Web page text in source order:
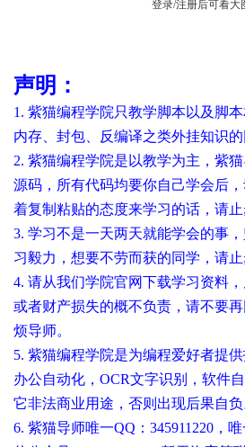
登录/注册后可看大
声明：
1. 紫猫编程学院只教学脚本以及脚
内存、封包、反编译之类外挂知识的
2. 紫猫编程学院是以教学为主，紫
源码，所有代码均要你自己学会后
着复制粘贴的态度来学习的话，请止
3. 学习不是一天两天就能学会的事
习毅力，想要不劳而获的同学，请止
4. 请从我们学院官网下载学习资料
或者财产损失的概不负责，请不要
烦导师。
5. 紫猫编程学院是为编程爱好者提
办公自动化，OCR文字识别，软件
它非法商业用途，否则出现后果自负
6. 紫猫导师唯一QQ：345911220，唯